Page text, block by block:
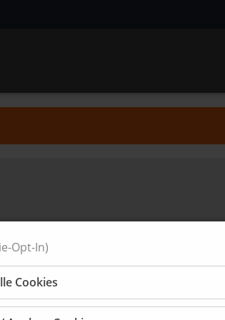
Opt-In)
Cookies